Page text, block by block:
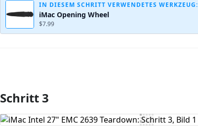
IN DIESEM SCHRITT VERWENDETES WERKZEUG:
iMac Opening Wheel
$7.99
Kommentar hinzufügen
Schritt 3